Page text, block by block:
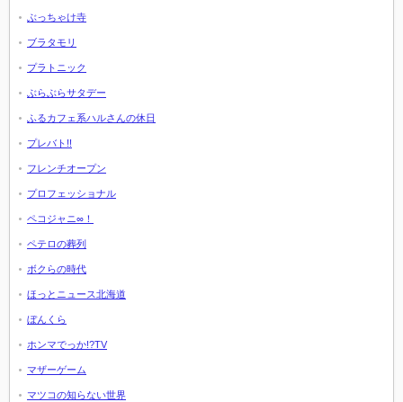
ぶっちゃけ寺
ブラタモリ
プラトニック
ぶらぶらサタデー
ふるカフェ系ハルさんの休日
プレバト!!
フレンチオープン
プロフェッショナル
ペコジャニ∞！
ペテロの葬列
ボクらの時代
ほっとニュース北海道
ぼんくら
ホンマでっか!?TV
マザーゲーム
マツコの知らない世界